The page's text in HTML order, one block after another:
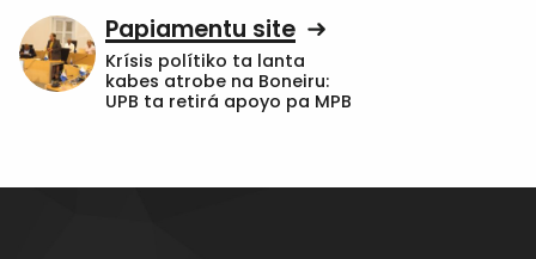
Papiamentu site
Krísis polítiko ta lanta
kabes atrobe na Boneiru:
UPB ta retirá apoyo pa MPB